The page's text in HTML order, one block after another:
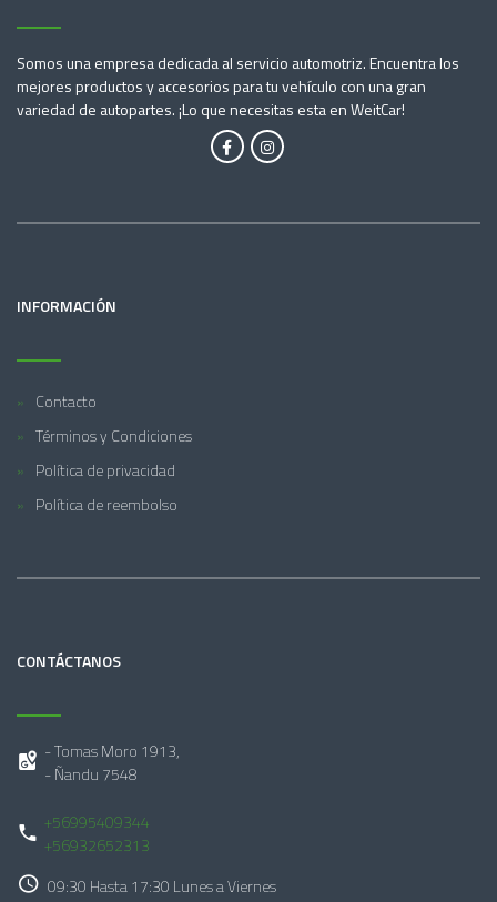
Somos una empresa dedicada al servicio automotriz. Encuentra los
mejores productos y accesorios para tu vehículo con una gran
variedad de autopartes. ¡Lo que necesitas esta en WeitCar!
INFORMACIÓN
Contacto
Términos y Condiciones
Política de privacidad
Política de reembolso
CONTÁCTANOS
- Tomas Moro 1913,
- Ñandu 7548
+56995409344
+56932652313
09:30 Hasta 17:30 Lunes a Viernes